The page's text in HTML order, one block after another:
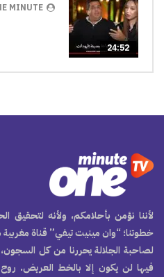
24:52
MINUTE
لأننا نؤمن بأحلامكم، ولأنه لتحقيق
خطوتنا؛ “وان مينيت تيفي” قناة مغربية
لصاحبة الجلالة يحررنا من كل
فيها لن يكون إلا بالخط العريض. روح